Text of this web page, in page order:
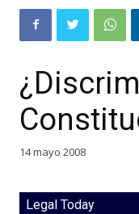
14 mayo 2008
Legal Today